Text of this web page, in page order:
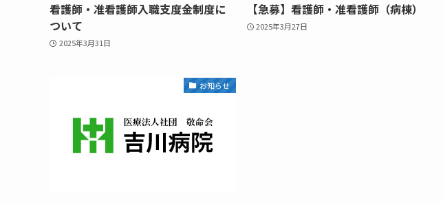
看護師・准看護師入職支度金制度に
ついて
2025年3月31日
【急募】看護師・准看護師（病棟）
2025年3月27日
お知らせ